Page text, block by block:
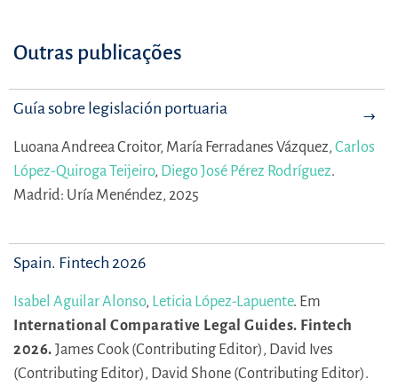
Outras publicações
Guía sobre legislación portuaria
Luoana Andreea Croitor, María Ferradanes Vázquez, Carlos
López-Quiroga Teijeiro, Diego José Pérez Rodríguez.
Madrid: Uría Menéndez, 2025
Spain. Fintech 2026
Isabel Aguilar Alonso, Leticia López-Lapuente. Em
International Comparative Legal Guides. Fintech
2026. James Cook (Contributing Editor), David Ives
(Contributing Editor), David Shone (Contributing Editor).